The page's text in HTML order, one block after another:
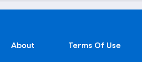
About Terms Of Use